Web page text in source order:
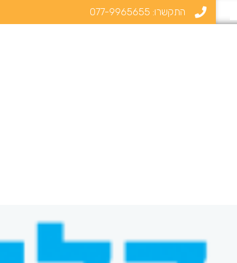
התקשרו: 077-9965655